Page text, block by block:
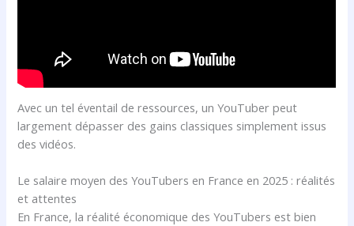
Avec un tel éventail de ressources, un YouTuber peut
largement dépasser des gains classiques simplement issus
des vidéos.
Le salaire moyen des YouTubers en France en 2025 : réalités
et attentes
En France, la réalité économique des YouTubers est bien